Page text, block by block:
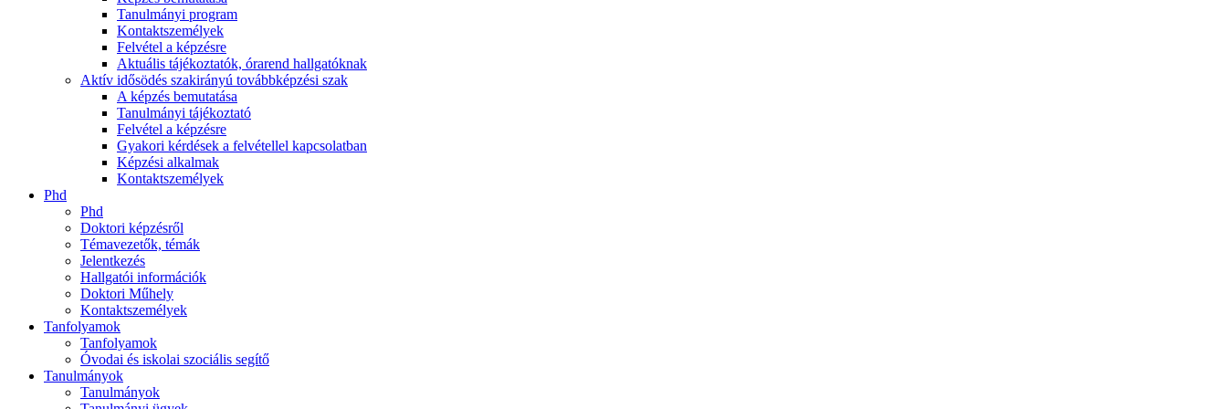
Tanulmányi program
Kontaktszemélyek
Felvétel a képzésre
Aktuális tájékoztatók, órarend hallgatóknak
Aktív idősödés szakirányú továbbképzési szak
A képzés bemutatása
Tanulmányi tájékoztató
Felvétel a képzésre
Gyakori kérdések a felvétellel kapcsolatban
Képzési alkalmak
Kontaktszemélyek
Phd
Phd
Doktori képzésről
Témavezetők, témák
Jelentkezés
Hallgatói információk
Doktori Műhely
Kontaktszemélyek
Tanfolyamok
Tanfolyamok
Óvodai és iskolai szociális segítő
Tanulmányok
Tanulmányok